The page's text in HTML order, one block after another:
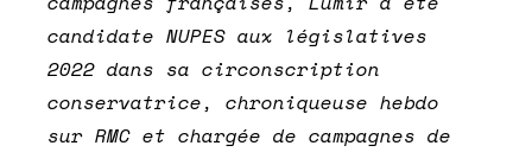
candidate NUPES aux législatives
2022 dans sa circonscription
conservatrice, chroniqueuse hebdo
sur RMC et chargée de campagnes de